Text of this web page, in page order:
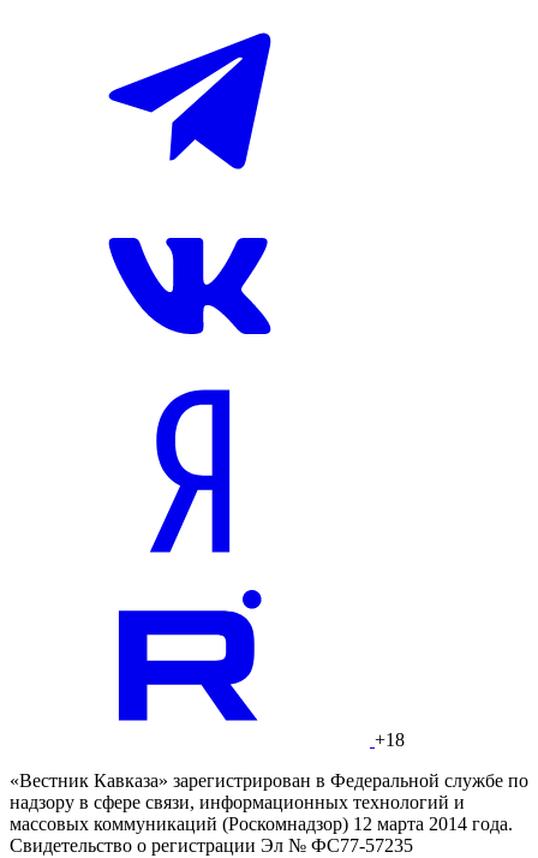
+18
«Вестник Кавказа» зарегистрирован в Федеральной службе по
надзору в сфере связи, информационных технологий и
массовых коммуникаций (Роскомнадзор) 12 марта 2014 года.
Свидетельство о регистрации Эл № ФС77-57235